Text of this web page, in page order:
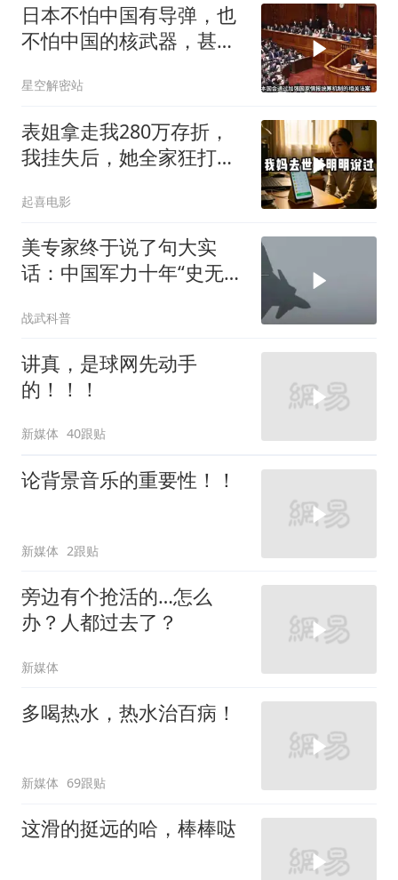
日本不怕中国有导弹，也
不怕中国的核武器，甚至
星空解密站
表姐拿走我280万存折，
我挂失后，她全家狂打
起喜电影
美专家终于说了句大实
话：中国军力十年“史无前
住了
战武科普
讲真，是球网先动手
的！！！
新媒体 40跟贴
论背景音乐的重要性！！
新媒体 2跟贴
旁边有个抢活的…怎么
办？人都过去了？
新媒体
多喝热水，热水治百病！
新媒体 69跟贴
这滑的挺远的哈，棒棒哒